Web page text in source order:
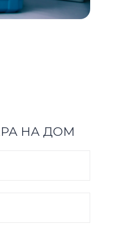
НА ДОМ